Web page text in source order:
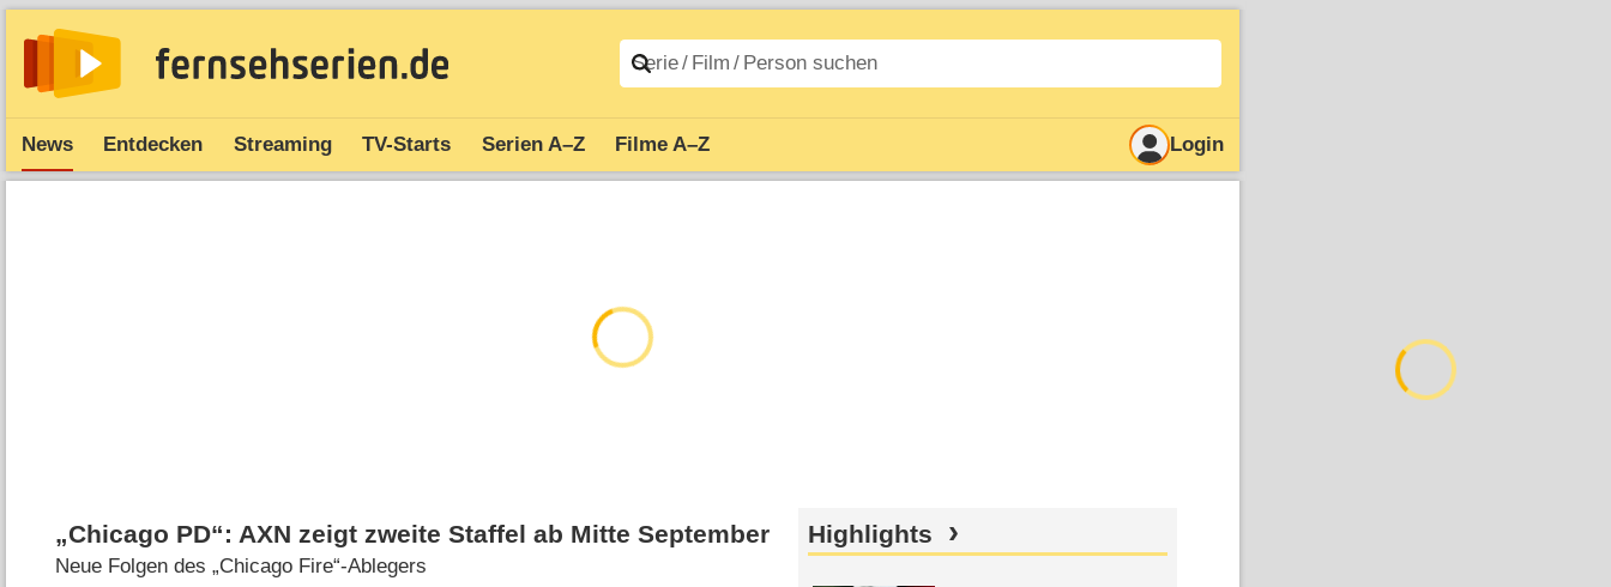
News Entdecken Streaming TV-Starts Serien A–Z Filme A–Z Login
„Chicago PD“: AXN zeigt zweite Staffel ab Mitte September
Neue Folgen des „Chicago Fire“-Ablegers
Highlights